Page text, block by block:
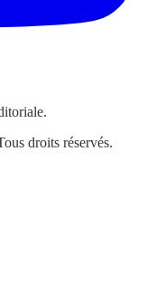
droits réservés.